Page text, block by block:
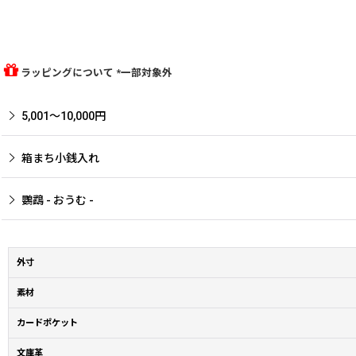
ラッピングについて *一部対象外
5,001〜10,000円
箱まち小銭入れ
鸚鵡 - おうむ -
外寸
素材
カードポケット
文庫革